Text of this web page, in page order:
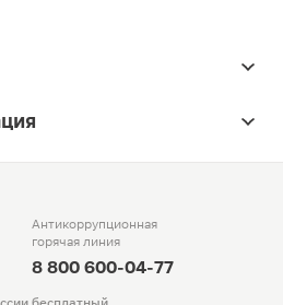
Антикоррупционная
горячая линия
8 800 600-04-77